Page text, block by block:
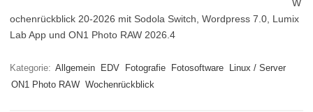
W
ochenrückblick 20-2026 mit Sodola Switch, Wordpress 7.0, Lumix
Lab App und ON1 Photo RAW 2026.4
Kategorie: Allgemein EDV Fotografie Fotosoftware
Linux / Server
ON1 Photo RAW Wochenrückblick